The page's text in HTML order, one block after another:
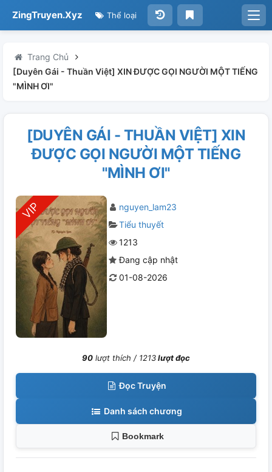
ZingTruyen.Xyz Thể loại
Trang Chủ
[Duyên Gái - Thuần Việt] XIN ĐƯỢC GỌI NGƯỜI MỘT TIẾNG
"MÌNH ƠI"
[DUYÊN GÁI - THUẦN VIỆT] XIN
ĐƯỢC GỌI NGƯỜI MỘT TIẾNG
"MÌNH ƠI"
nguyen_lam23
Tiểu thuyết
1213
Đang cập nhật
01-08-2026
90 lượt thích / 1213lượt đọc
Đọc Truyện
Danh sách chương
Bookmark